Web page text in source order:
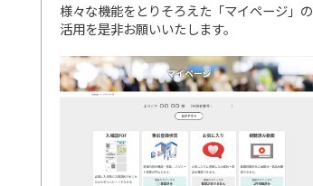
様々な機能をとりそろえた「マイページ」の
活用を是非お願いいたします。